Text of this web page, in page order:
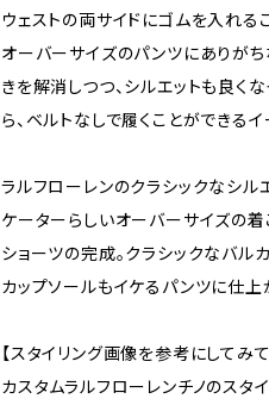
ウェストの両サイドにゴムを入れる
オーバーサイズのパンツにありが
きを解消しつつ、シルエットも良く
ら、ベルトなしで履くことができる
ラルフローレンのクラシックなシル
ケーターらしいオーバーサイズの
ショーツの完成。クラシックなバル
カップソールもイケるパンツに仕上
【スタイリング画像を参考にしてみて
カスタムラルフローレンチノのスタ